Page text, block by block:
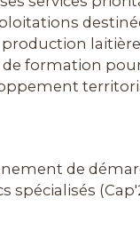
formation
de